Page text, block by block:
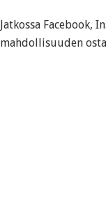
Jatkossa Facebook,
mahdollisuuden